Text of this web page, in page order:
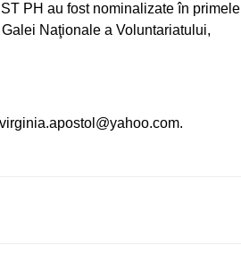
PH au fost nominalizate în primele
Naţionale a Voluntariatului,